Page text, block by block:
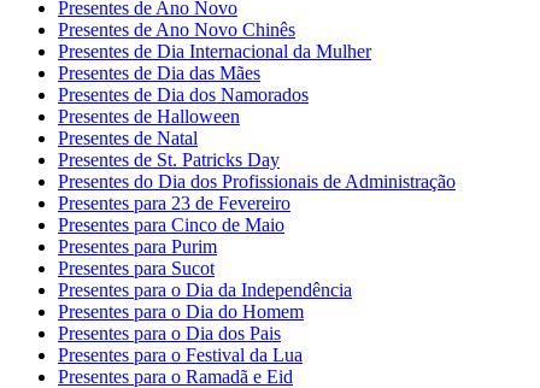
Presentes de Ano Novo
Presentes de Ano Novo Chinês
Presentes de Dia Internacional da Mulher
Presentes de Dia das Mães
Presentes de Dia dos Namorados
Presentes de Halloween
Presentes de Natal
Presentes de St. Patricks Day
Presentes do Dia dos Profissionais de Administração
Presentes para 23 de Fevereiro
Presentes para Cinco de Maio
Presentes para Purim
Presentes para Sucot
Presentes para o Dia da Independência
Presentes para o Dia do Homem
Presentes para o Dia dos Pais
Presentes para o Festival da Lua
Presentes para o Ramadã e Eid